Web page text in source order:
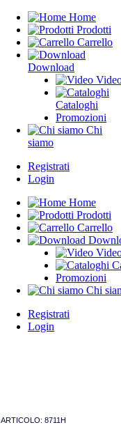
Home
Prodotti
Carrello
Download
Cataloghi
Promozioni
Chi
siamo
Registrati
Login
Home
Prodotti
Carrello
Promozioni
Chi
Registrati
Login
ARTICOLO: 8711H